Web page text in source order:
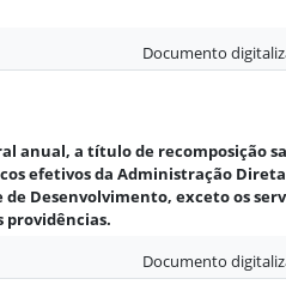
Documento
anual, a título de recomposição
efetivos da Administração
de Desenvolvimento, exceto os
providências.
Documento